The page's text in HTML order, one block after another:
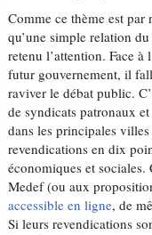
Comme ce thème est
qu’une simple relation
retenu l’attention. Face à
futur gouvernement, il
raviver le débat public.
de syndicats patronaux
dans les principales
revendications en dix
économiques et sociales.
Medef (ou aux
accessible en ligne, de
Si leurs revendications